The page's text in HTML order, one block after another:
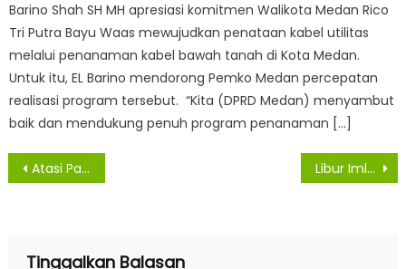
Barino Shah SH MH apresiasi komitmen Walikota Medan Rico
Tri Putra Bayu Waas mewujudkan penataan kabel utilitas
melalui penanaman kabel bawah tanah di Kota Medan.
Untuk itu, EL Barino mendorong Pemko Medan percepatan
realisasi program tersebut. “Kita (DPRD Medan) menyambut
baik dan mendukung penuh program penanaman […]
Navigasi
Atasi Pandemi dan Pulihkan Ekonomi, Gubsu Akan Bentuk Kampung Tangguh Mandiri Libur Imlek, Satgas Covid-19 Sumut Minta Masyarakat Tidak Bepergian
Tinggalkan Balasan